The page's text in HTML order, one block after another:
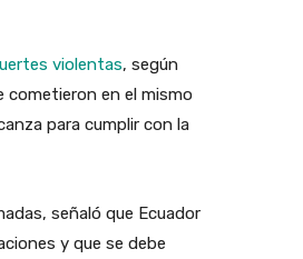
violentas, según
cometieron en el mismo
para cumplir con la
señaló que Ecuador
y que se debe